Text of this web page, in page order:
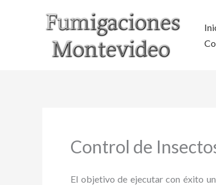
Control de
El objetivo de ejecutar con éxito